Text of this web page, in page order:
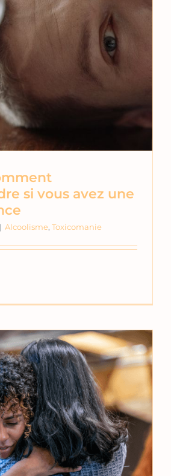
si vous avez une
| Alcoolisme, Toxicomanie